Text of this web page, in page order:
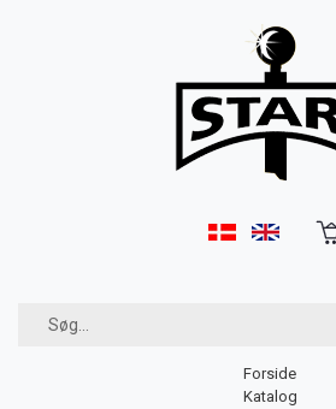
Forside
Katalog